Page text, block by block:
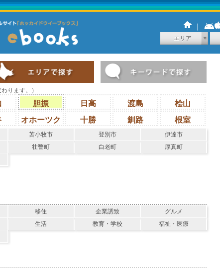
｜
エリア
ります。）
胆振 日高 渡島
桧山
オホーツク 十勝 釧路 根室
苫小牧市 登別市
伊達市
壮瞥町 白老町
厚真町
移住 企業誘致
グルメ
生活 教育・学校
福祉・医療